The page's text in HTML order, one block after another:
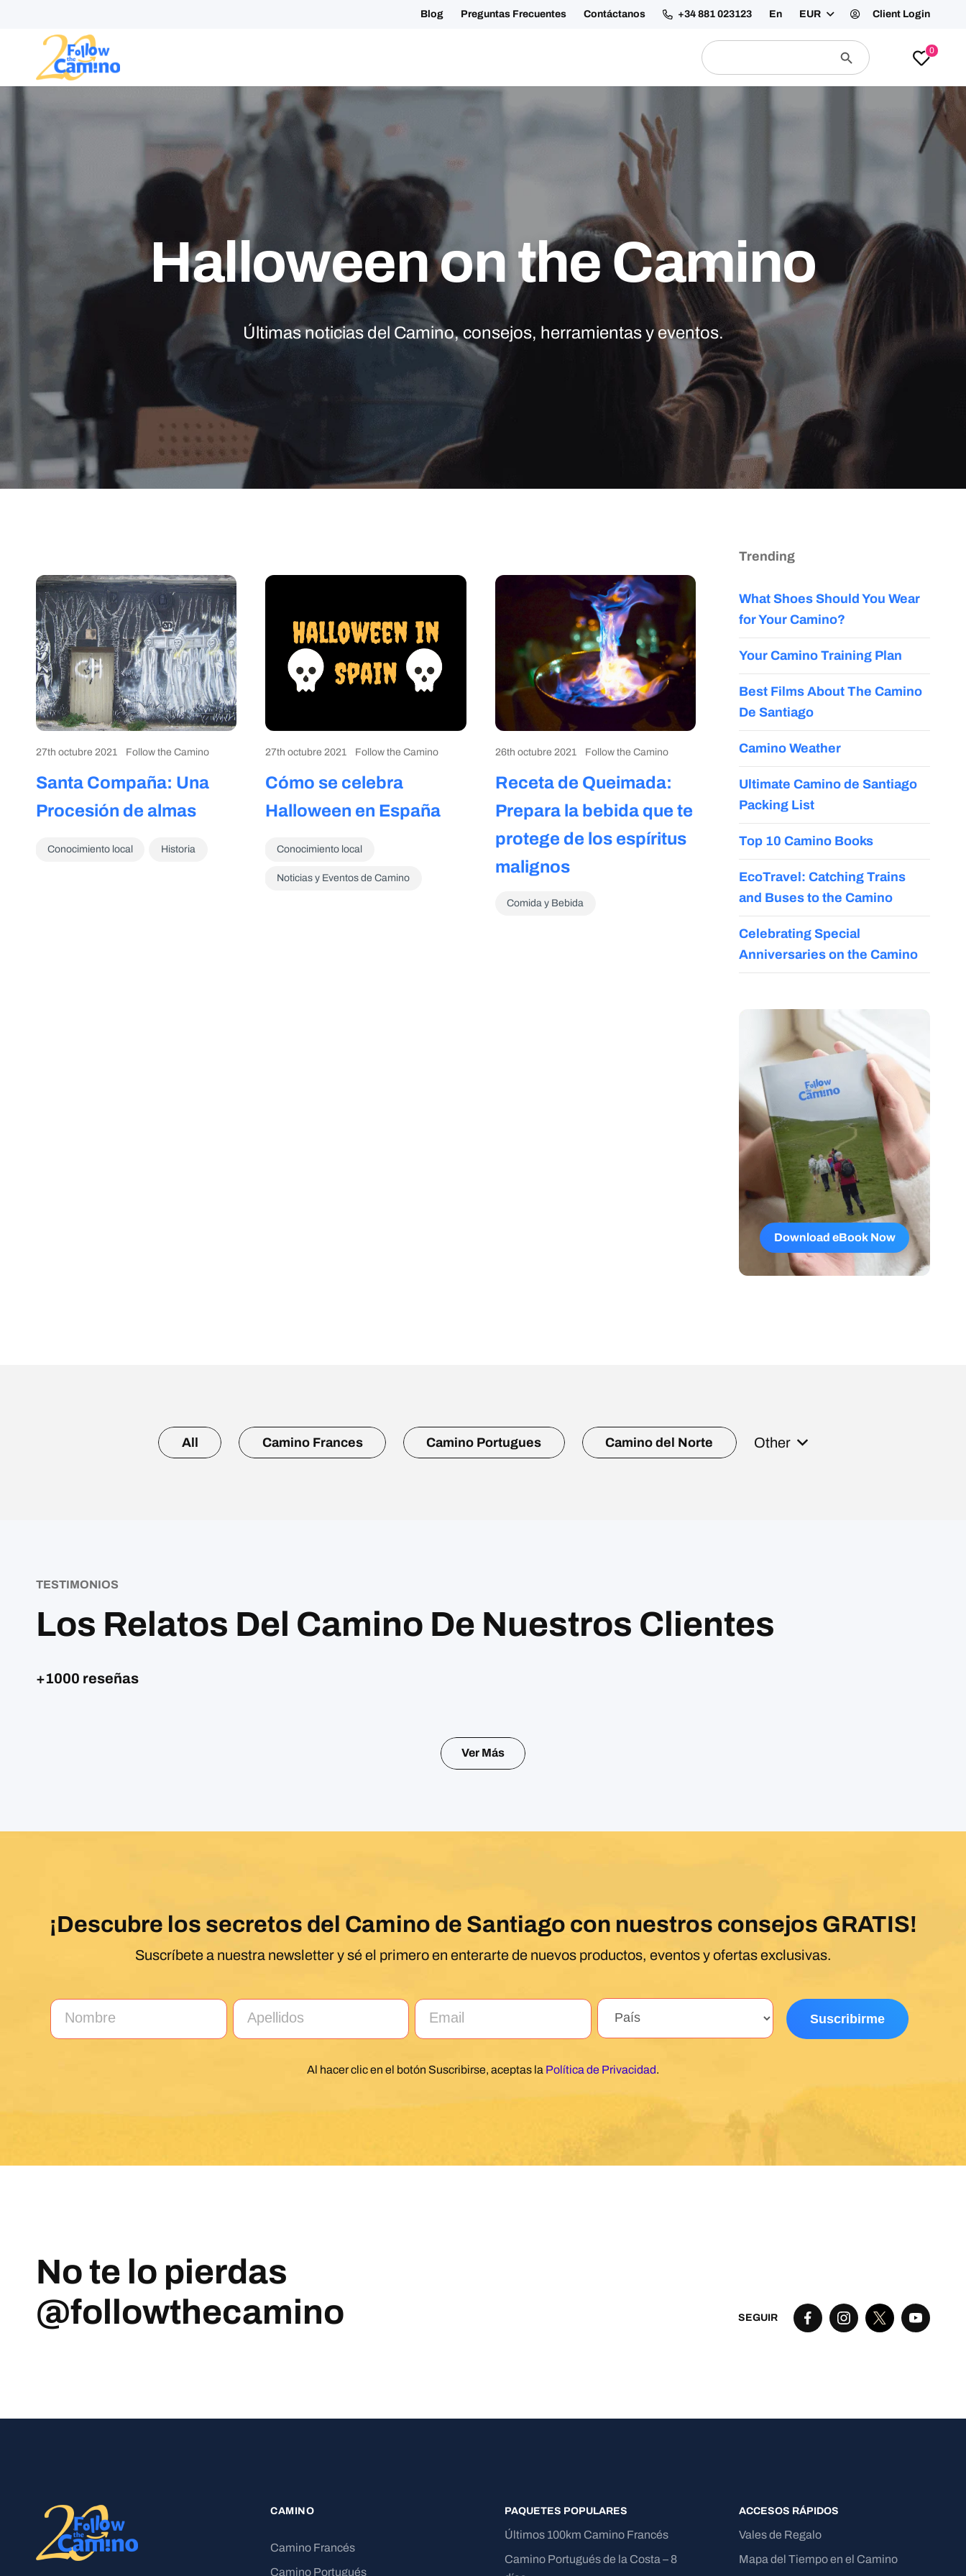
+34 881 023123 Blog Preguntas Frecuentes Contáctanos EUR Client Login
Buscar:
Botón
de
búsqueda
0
Halloween on the Camino
Últimas noticias del Camino, consejos, herramientas y eventos.
27th octubre 2021 Follow the Camino
Santa Compaña: Una
Procesión de almas
Conocimiento local Historia
27th octubre 2021 Follow the Camino
Cómo se celebra
Halloween en España
Conocimiento local
Noticias y Eventos de Camino
26th octubre 2021 Follow the Camino
Receta de Queimada:
Prepara la bebida que te
protege de los espíritus
malignos
Comida y Bebida
Trending
What Shoes Should You Wear
for Your Camino?
Your Camino Training Plan
Best Films About The Camino
De Santiago
Camino Weather
Ultimate Camino de Santiago
Packing List
Top 10 Camino Books
EcoTravel: Catching Trains
and Buses to the Camino
Celebrating Special
Anniversaries on the Camino
Download eBook Now
All Camino Frances Camino Portugues Camino del Norte Other
TESTIMONIOS
Los Relatos Del Camino De Nuestros Clientes
+1000 reseñas
Ver Más
¡Descubre los secretos del Camino de Santiago con nuestros consejos GRATIS!
Suscríbete a nuestra newsletter y sé el primero en enterarte de nuevos productos, eventos y ofertas exclusivas.
Al hacer clic en el botón Suscribirse, aceptas la Política de Privacidad.
No te lo pierdas
@followthecamino
SEGUIR
CAMINO
Camino Francés
Camino Portugués
PAQUETES POPULARES
Últimos 100km Camino Francés
Camino Portugués de la Costa – 8
ACCESOS RÁPIDOS
Vales de Regalo
Mapa del Tiempo en el Camino